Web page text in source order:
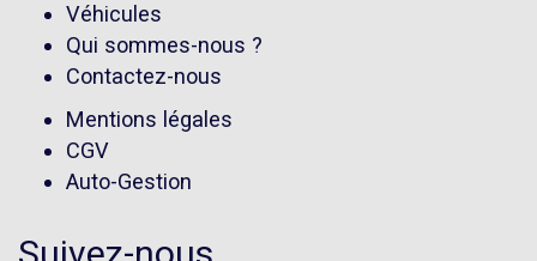
Véhicules
Qui sommes-nous ?
Contactez-nous
Mentions légales
CGV
Auto-Gestion